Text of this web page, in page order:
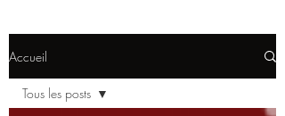
Accueil
Tous les posts